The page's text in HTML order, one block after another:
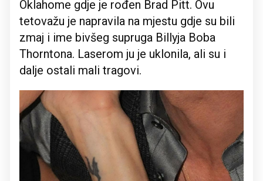
Oklahome gdje je rođen Brad Pitt. Ovu
tetovažu je napravila na mjestu gdje su bili
zmaj i ime bivšeg supruga Billyja Boba
Thorntona. Laserom ju je uklonila, ali su i
dalje ostali mali tragovi.